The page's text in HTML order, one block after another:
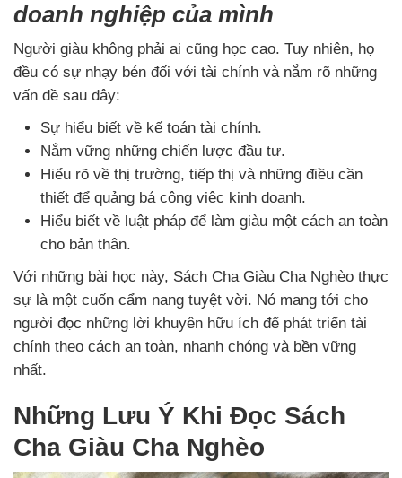
doanh nghiệp của mình
Người giàu không phải ai cũng học cao. Tuy nhiên, họ
đều có sự nhạy bén đối với tài chính và nắm rõ những
vấn đề sau đây:
Sự hiểu biết về kế toán tài chính.
Nắm vững những chiến lược đầu tư.
Hiểu rõ về thị trường, tiếp thị và những điều cần
thiết để quảng bá công việc kinh doanh.
Hiểu biết về luật pháp để làm giàu một cách an toàn
cho bản thân.
Với những bài học này, Sách Cha Giàu Cha Nghèo thực
sự là một cuốn cẩm nang tuyệt vời. Nó mang tới cho
người đọc những lời khuyên hữu ích để phát triển tài
chính theo cách an toàn, nhanh chóng và bền vững
nhất.
Những Lưu Ý Khi Đọc Sách
Cha Giàu Cha Nghèo